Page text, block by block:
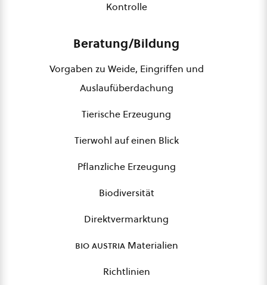
Kontrolle
Beratung/Bildung
Vorgaben zu Weide, Eingriffen und
Auslaufüberdachung
Tierische Erzeugung
Tierwohl auf einen Blick
Pflanzliche Erzeugung
Biodiversität
Direktvermarktung
bio austriaMaterialien
Richtlinien